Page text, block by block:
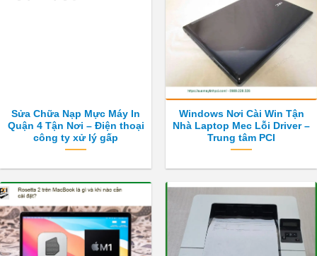
Sửa Chữa Nạp Mực Máy In
Quận 4 Tận Nơi – Điện thoại
công ty xử lý gấp
Windows Nơi Cài Win Tận
Nhà Laptop Mec Lỗi Driver –
Trung tâm PCI